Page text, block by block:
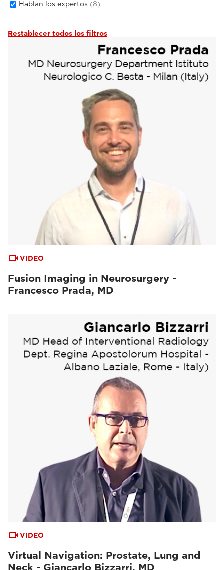
Hablan los expertos (8)
Restablecer todos los filtros
VIDEO
Fusion Imaging in Neurosurgery -
Francesco Prada, MD
VIDEO
Virtual Navigation: Prostate, Lung and
Neck - Giancarlo Bizzarri, MD